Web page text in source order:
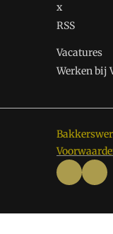
x
RSS
Vacatures
Werken bij